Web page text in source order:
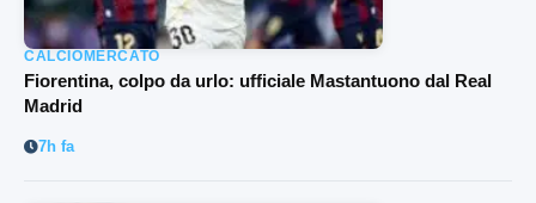
CALCIOMERCATO
Fiorentina, colpo da urlo: ufficiale Mastantuono dal Real
Madrid
7h fa